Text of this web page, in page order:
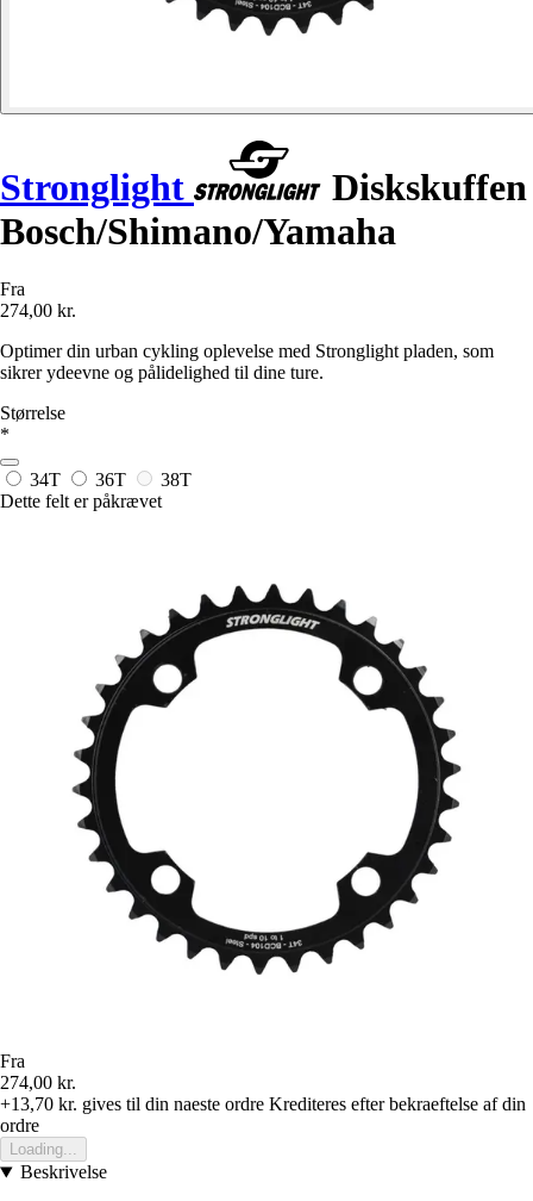
Stronglight
Diskskuffen
Bosch/Shimano/Yamaha
Fra
274,00 kr.
Optimer din urban cykling oplevelse med Stronglight pladen, som
sikrer ydeevne og pålidelighed til dine ture.
Størrelse
*
34T 36T
38T
Dette felt er påkrævet
Fra
274,00 kr.
+13,70 kr. gives til din naeste ordre Krediteres efter bekraeftelse af din
ordre
Loading...
Beskrivelse